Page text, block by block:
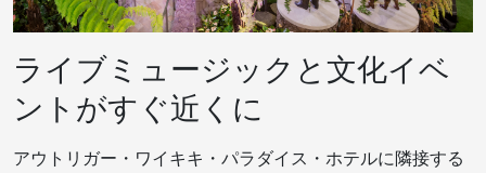
ライブミュージックと文化イベ
ントがすぐ近くに
アウトリガー・ワイキキ・パラダイス・ホテルに隣接する